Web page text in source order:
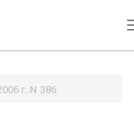
г. N 386